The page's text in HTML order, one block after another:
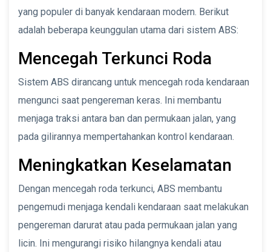
yang populer di banyak kendaraan modern. Berikut
adalah beberapa keunggulan utama dari sistem ABS:
Mencegah Terkunci Roda
Sistem ABS dirancang untuk mencegah roda kendaraan
mengunci saat pengereman keras. Ini membantu
menjaga traksi antara ban dan permukaan jalan, yang
pada gilirannya mempertahankan kontrol kendaraan.
Meningkatkan Keselamatan
Dengan mencegah roda terkunci, ABS membantu
pengemudi menjaga kendali kendaraan saat melakukan
pengereman darurat atau pada permukaan jalan yang
licin. Ini mengurangi risiko hilangnya kendali atau